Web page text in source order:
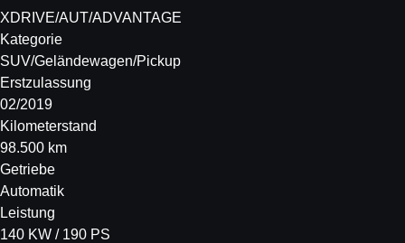
XDRIVE/AUT/ADVANTAGE
Kategorie
SUV/Geländewagen/Pickup
Erstzulassung
02/2019
Kilometerstand
98.500 km
Getriebe
Automatik
Leistung
140 KW / 190 PS